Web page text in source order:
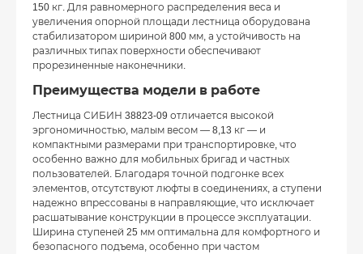
150 кг. Для равномерного распределения веса и
увеличения опорной площади лестница оборудована
стабилизатором шириной 800 мм, а устойчивость на
различных типах поверхности обеспечивают
прорезиненные наконечники.
Преимущества модели в работе
Лестница СИБИН 38823-09 отличается высокой
эргономичностью, малым весом — 8,13 кг — и
компактными размерами при транспортировке, что
особенно важно для мобильных бригад и частных
пользователей. Благодаря точной подгонке всех
элементов, отсутствуют люфты в соединениях, а ступени
надежно впрессованы в направляющие, что исключает
расшатывание конструкции в процессе эксплуатации.
Ширина ступеней 25 мм оптимальна для комфортного и
безопасного подъема, особенно при частом